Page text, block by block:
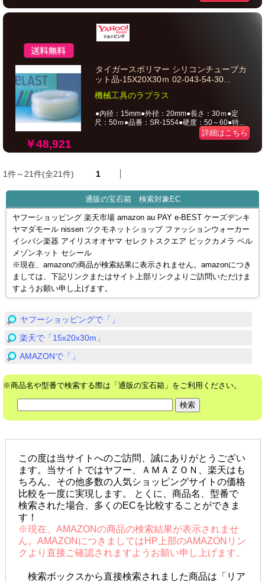
￥48,921
タイガースポリマー シリコンチューブカ
ット品-15X20X30ｍ 02-043-54-30...
機械工具のラプラス
●内径：15mm●外径：20mm●長さ：30ｍ●定
尺：50ｍ●品番：SR-1554●硬度：50～60●特...
詳細はこちら
1件～21件(全21件) 1
通販の宝石箱 検索対象EC
ヤフーショッピング 楽天市場 amazon au PAY e-BEST ケーズデンキ
ヤマダモール nissen ツクモネットショップ ファッションウォーカー
イシバシ楽器 アイリスオオヤマ セレクトスクエア ビックカメラ ベル
メゾンネット セシール
※現在、amazonの商品が検索結果に表示されません。amazonにつき
ましては、下記リンクまたはサイト上部リンクよりご訪問いただけま
すようお願い申し上げます。
ヤフーショッピングで「」
楽天で「15x20x30m」
AMAZONで「」
※商品名や型番で検索する際は「通販の宝石箱」をご利用ください。
この度は当サイトへのご訪問、誠にありがとうござい
ます。当サイトではヤフー、ＡＭＡＺＯＮ、楽天はも
ちろん、その他多数の人気ショッピングサイトの価格
比較を一度に実現します。 とくに、商品名、型番で
検索された場合、多くのECを比較することができま
す！
※現在、AMAZONの商品の検索結果が表示されませ
ん。AMAZONにつきましてはHP上部のAMAZONリン
クより直接ご確認されますようお願い申し上げます。
検索ボックスから直接検索されました商品は「リア